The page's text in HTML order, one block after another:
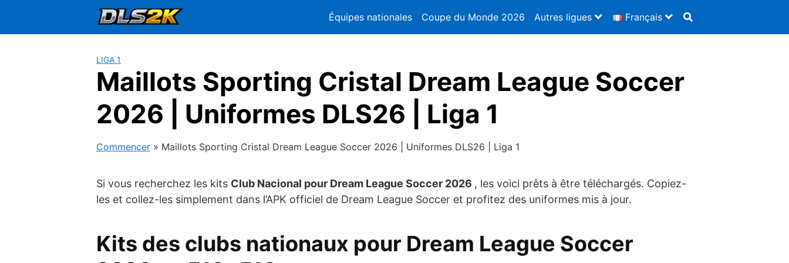
contenu
Équipes nationales Coupe du Monde 2026 Autres ligues Français
LIGA 1
Maillots Sporting Cristal Dream League Soccer
2026 | Uniformes DLS26 | Liga 1
Commencer » Maillots Sporting Cristal Dream League Soccer 2026 | Uniformes DLS26 | Liga 1
Si vous recherchez les kits Club Nacional pour Dream League Soccer 2026 , les voici prêts à être téléchargés. Copiez-
les et collez-les simplement dans l’APK officiel de Dream League Soccer et profitez des uniformes mis à jour.
Kits des clubs nationaux pour Dream League Soccer